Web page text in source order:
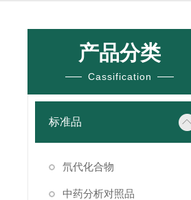
产品分类
Cassification
标准品
氘代化合物
中药分析对照品